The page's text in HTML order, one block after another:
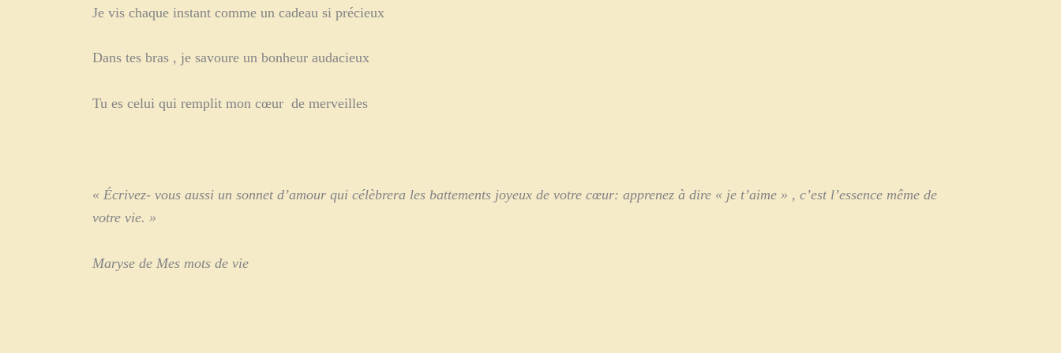
Je vis chaque instant comme un cadeau si précieux
Dans tes bras , je savoure un bonheur audacieux
Tu es celui qui remplit mon cœur de merveilles
« Écrivez- vous aussi un sonnet d’amour qui célèbrera les battements joyeux de votre cœur: apprenez à dire « je t’aime » , c’est l’essence même de
votre vie. »
Maryse de Mes mots de vie